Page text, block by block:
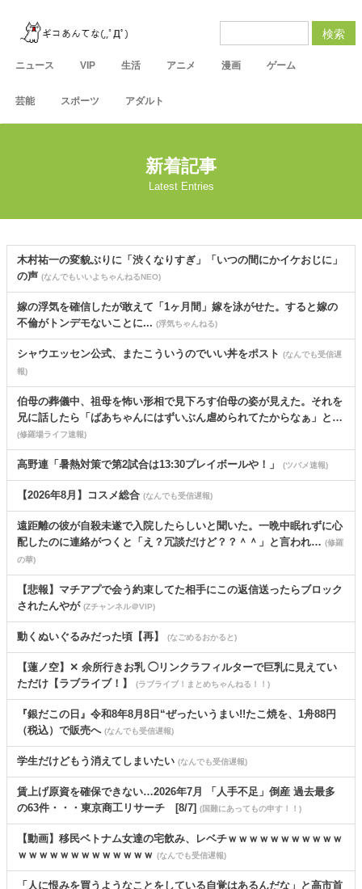
ニュース VIP 生活 アニメ 漫画 ゲーム
芸能 スポーツ アダルト
検索
新着記事
Latest Entries
木村祐一の変貌ぶりに「渋くなりすぎ」「いつの間にかイケおじに」
の声 (なんでもいいよちゃんねるNEO)
嫁の浮気を確信したが敢えて「1ヶ月間」嫁を泳がせた。すると嫁の
不倫がトンデモないことに... (浮気ちゃんねる)
シャウエッセン公式、またこういうのでいい丼をポスト (なんでも受信遅
報)
伯母の葬儀中、祖母を怖い形相で見下ろす伯母の姿が見えた。それを
兄に話したら「ばあちゃんにはずいぶん虐められてたからなぁ」と…
(修羅場ライフ速報)
高野連「暑熱対策で第2試合は13:30プレイボールや！」 (ツバメ速報)
【2026年8月】コスメ総合 (なんでも受信遅報)
遠距離の彼が自殺未遂で入院したらしいと聞いた。一晩中眠れずに心
配したのに連絡がつくと「え？冗談だけど？？＾＾」と言われ… (修羅
の華)
【悲報】マチアプで会う約束してた相手にこの返信送ったらブロック
されたんやが (Zチャンネル＠VIP)
動くぬいぐるみだった頃【再】 (なごめるおかると)
【蓮ノ空】✕ 余所行きお乳 ◯リンクラフィルターで巨乳に見えてい
ただけ【ラブライブ！】
(ラブライブ！まとめちゃんねる！！)
『銀だこの日』令和8年8月8日“ぜったいうまい!!たこ焼を、1舟88円
（税込）で販売へ (なんでも受信遅報)
学生だけどもう消えてしまいたい (なんでも受信遅報)
賃上げ原資を確保できない…2026年7月 「人手不足」倒産 過去最多
の63件・・・東京商工リサーチ [8/7] (国難にあってもの申す！！)
【動画】移民ベトナム女達の宅飲み、レベチｗｗｗｗｗｗｗｗｗｗｗ
ｗｗｗｗｗｗｗｗｗｗｗｗｗ (なんでも受信遅報)
「人に恨みを買うようなことをしている自覚はあるんだな」と高市首